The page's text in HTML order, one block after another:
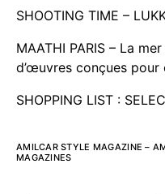
SHOOTING TIME –
MAATHI PARIS – La
d’œuvres conçues pour
SHOPPING LIST :
AMILCAR STYLE MAGAZINE –
MAGAZINES